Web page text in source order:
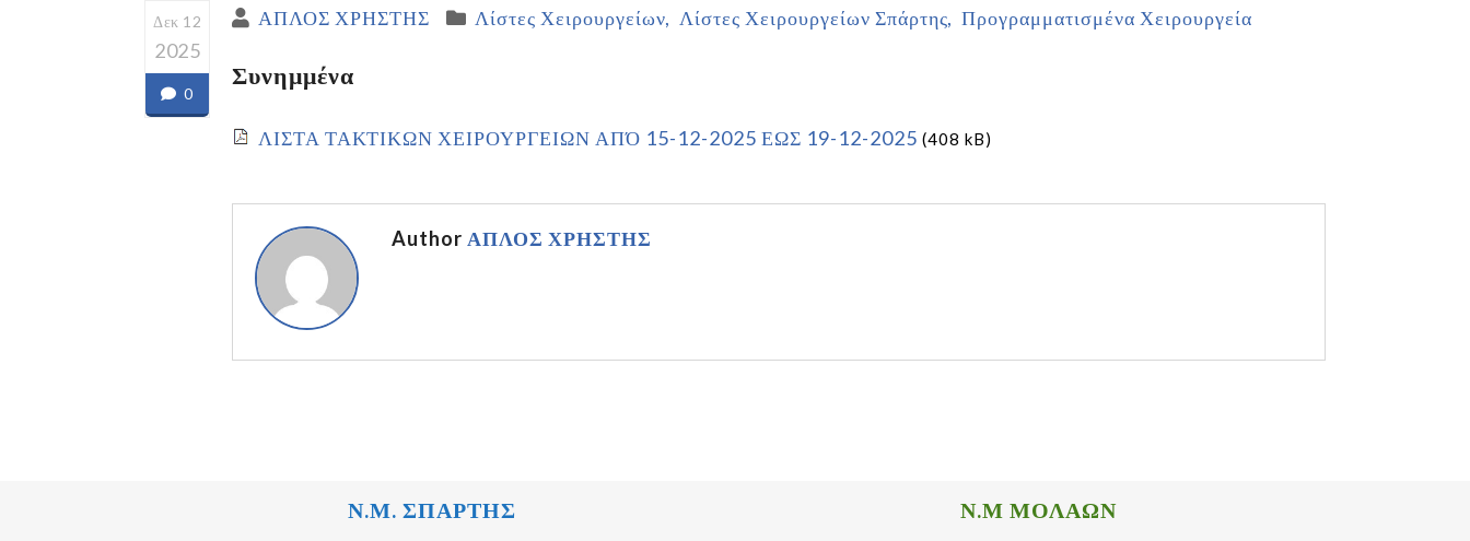
Δεκ 12
2025
0
ΑΠΛΟΣ ΧΡΗΣΤΗΣ Λίστες Χειρουργείων Λίστες Χειρουργείων Σπάρτης Προγραμματισμένα Χειρουργεία
Συνημμένα
ΛΙΣΤΑ ΤΑΚΤΙΚΩΝ ΧΕΙΡΟΥΡΓΕΙΩΝ ΑΠΌ 15-12-2025 ΕΩΣ 19-12-2025 (408 kB)
Author ΑΠΛΟΣ ΧΡΗΣΤΗΣ
Ν.Μ. ΣΠΑΡΤΗΣ Ν.Μ ΜΟΛΑΩΝ